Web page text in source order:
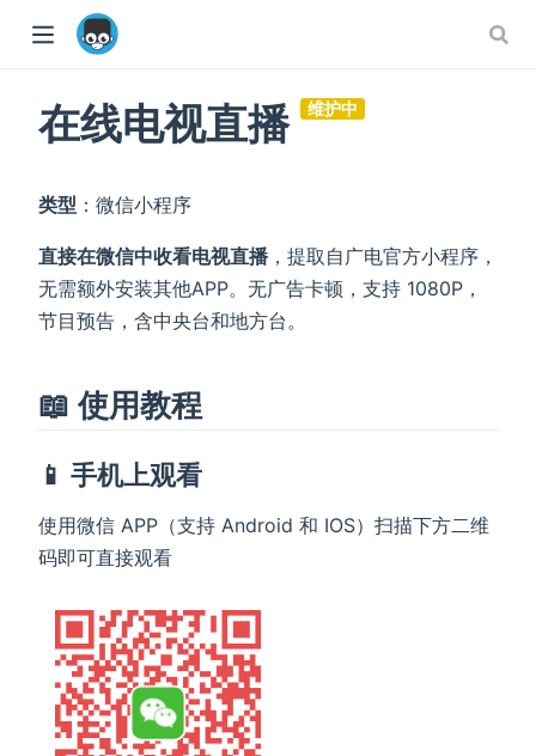
在线电视直播 维护中
类型 ：微信小程序
直接在微信中收看电视直播 ，提取自广电官方小程序，
无需额外安装其他APP。无广告卡顿，支持 1080P，
节目预告，含中央台和地方台。
📖 使用教程
📱 手机上观看
使用微信 APP（支持 Android 和 IOS）扫描下方二维
码即可直接观看